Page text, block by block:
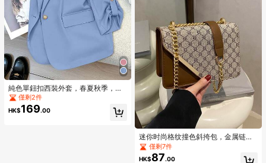
純色單鈕扣西裝外套，春夏秋季，七
分袖，適合上班族女性，通勤穿搭
僅剩2件
HK$169.00
迷你时尚格纹撞色斜挎包，金属链条
肩带方形钱包，适合购物
僅剩7件
HK$87.00